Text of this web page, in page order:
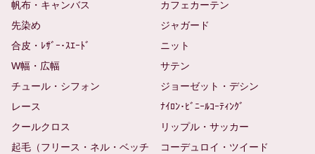
帆布・キャンバス
カフェカーテン
先染め
ジャガード
合皮・ﾚｻﾞｰ･ｽｴｰﾄﾞ
ニット
W幅・広幅
サテン
チュール・シフォン
ジョーゼット・デシン
レース
ﾅｲﾛﾝ･ﾋﾞﾆｰﾙｺｰﾃｨﾝｸﾞ
クールクロス
リップル・サッカー
起毛（フリース・ネル・ベッチ
コーデュロイ・ツイード